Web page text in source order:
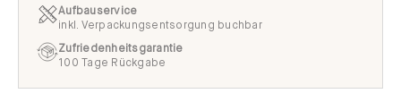
Aufbauservice
inkl. Verpackungsentsorgung buchbar
Zufriedenheitsgarantie
100 Tage Rückgabe